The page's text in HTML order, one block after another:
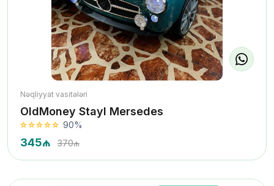
Nəqliyyat vasitələri
OldMoney Stayl Mersedes
90%
345₼ 370₼